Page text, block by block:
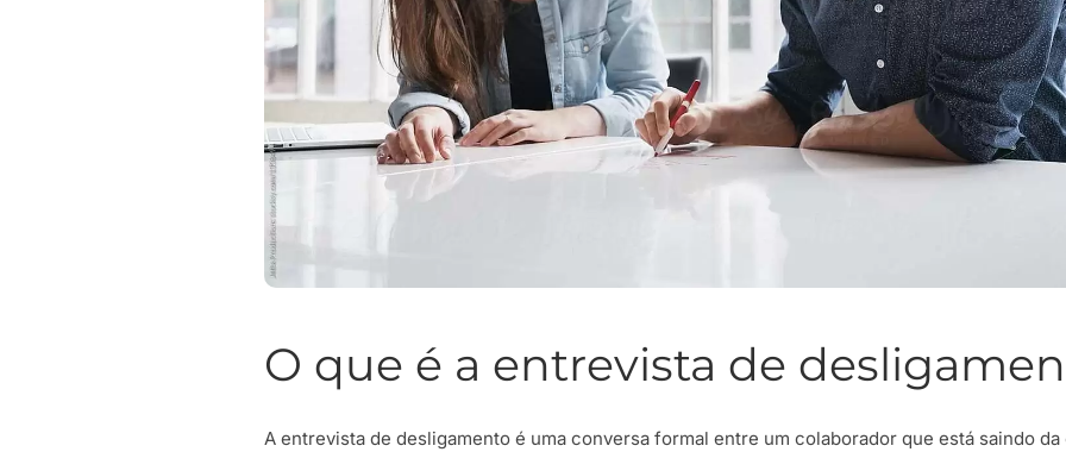
O que é a entrevista de
A entrevista de desligamento é uma conversa formal entre um colaborador que está saindo